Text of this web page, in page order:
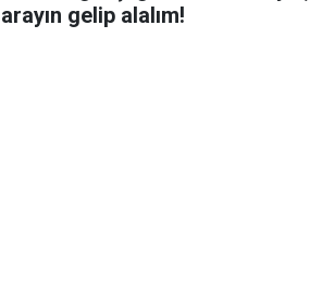
arayın gelip alalım!